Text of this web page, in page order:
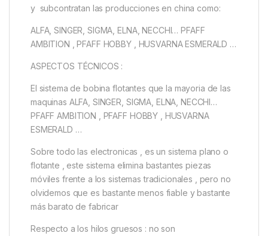
y subcontratan las producciones en china como:
ALFA, SINGER, SIGMA, ELNA, NECCHI… PFAFF
AMBITION , PFAFF HOBBY , HUSVARNA ESMERALD …
ASPECTOS TÉCNICOS :
El sistema de bobina flotantes que la mayoria de las
maquinas ALFA, SINGER, SIGMA, ELNA, NECCHI…
PFAFF AMBITION , PFAFF HOBBY , HUSVARNA
ESMERALD …
Sobre todo las electronicas , es un sistema plano o
flotante , este sistema elimina bastantes piezas
móviles frente a los sistemas tradicionales , pero no
olvidemos que es bastante menos fiable y bastante
más barato de fabricar
Respecto a los hilos gruesos : no son